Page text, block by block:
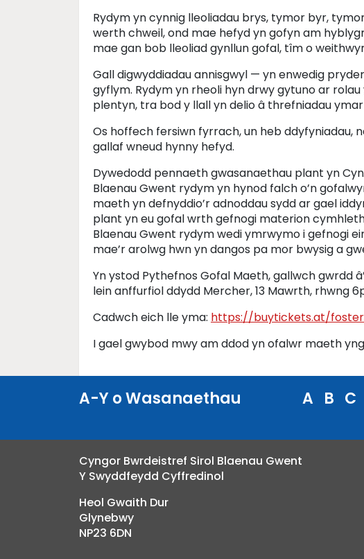
Rydym yn cynnig lleoliadau brys, tymor byr,
werth chweil, ond mae hefyd yn gofyn am
mae gan bob lleoliad gynllun gofal, tîm o
Gall digwyddiadau annisgwyl — yn enwedig
gyflym. Rydym yn rheoli hyn drwy gytuno ar
plentyn, tra bod y llall yn delio â threfniadau
Os hoffech fersiwn fyrrach, un heb ddyfyniadau,
gallaf wneud hynny hefyd.
Dywedodd pennaeth gwasanaethau plant yn
Blaenau Gwent rydym yn hynod falch o’n
maeth yn defnyddio’r adnoddau sydd ar gael
plant yn eu gofal wrth gefnogi materion
Blaenau Gwent rydym wedi ymrwymo i gefnogi
mae’r arolwg hwn yn dangos pa mor bwysig a
Yn ystod Pythefnos Gofal Maeth, gallwch gwrdd
lein anffurfiol ddydd Mercher, 13 Mawrth, rhwng
Cadwch eich lle yma: https://buytickets.at/
I gael gwybod mwy am ddod yn ofalwr maeth
A-Y o Wasanaethau A B C
Cyngor Bwrdeistref Sirol Blaenau Gwent
Y Swyddfeydd Cyffredinol
Heol Gwaith Dur
Glynebwy
NP23 6DN